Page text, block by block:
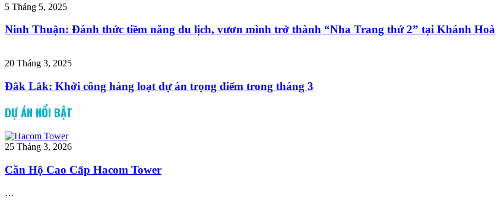
5 Tháng 5, 2025
Ninh Thuận: Đánh thức tiềm năng du lịch, vươn mình trở thành “Nha Trang thứ 2” tại Khánh Hoà
20 Tháng 3, 2025
Đắk Lắk: Khởi công hàng loạt dự án trọng điểm trong tháng 3
DỰ ÁN NỔI BẬT
25 Tháng 3, 2026
Căn Hộ Cao Cấp Hacom Tower
…